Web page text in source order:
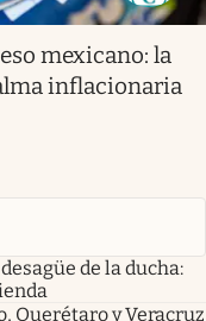
mexicano: la
inflacionaria
de la ducha:
Querétaro y Veracruz